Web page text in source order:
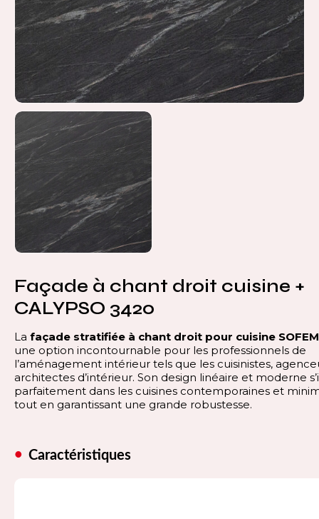
Façade à chant droit cuisine +
CALYPSO 3420
La façade stratifiée à chant droit pour cuisine
une option incontournable pour les professionnels de
l’aménagement intérieur tels que les cuisinistes,
architectes d’intérieur. Son design linéaire et moderne
parfaitement dans les cuisines contemporaines et
tout en garantissant une grande robustesse.
Caractéristiques